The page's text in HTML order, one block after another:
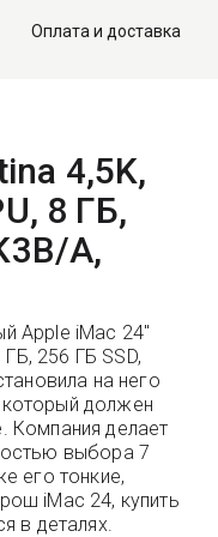
Оплата и доставка
4,5K,
8 ГБ,
A,
Apple iMac 24"
ГБ, 256 ГБ SSD,
на него
должен
Компания делает
выбора 7
его тонкие,
iMac 24, купить
в деталях.